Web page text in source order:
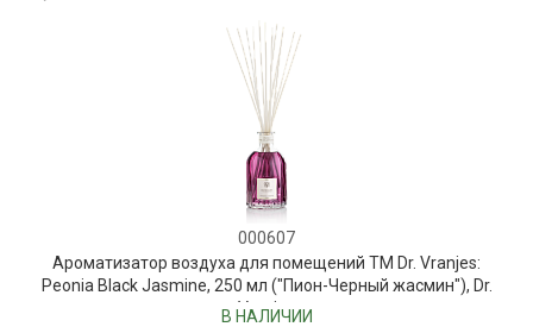
000607
Ароматизатор воздуха для помещений ТМ Dr. Vranjes:
Peonia Black Jasmine, 250 мл ("Пион-Черный жасмин"), Dr.
Vranjes
В НАЛИЧИИ